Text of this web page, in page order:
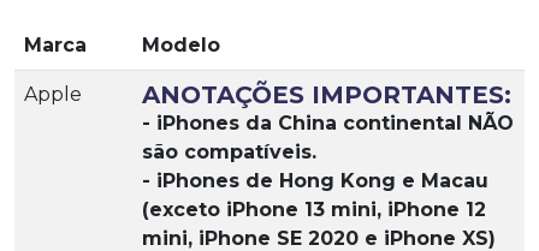
Marca Modelo
Apple ANOTAÇÕES IMPORTANTES:
- iPhones da China continental NÃO
são compatíveis.
- iPhones de Hong Kong e Macau
(exceto iPhone 13 mini, iPhone 12
mini, iPhone SE 2020 e iPhone XS)